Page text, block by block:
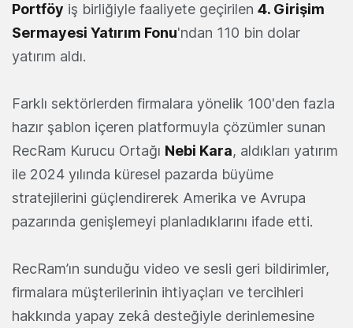
Portföy iş birliğiyle faaliyete geçirilen 4. Girişim
Sermayesi Yatırım Fonu'ndan 110 bin dolar
yatırım aldı.
Farklı sektörlerden firmalara yönelik 100'den fazla
hazır şablon içeren platformuyla çözümler sunan
RecRam Kurucu Ortağı Nebi Kara, aldıkları yatırım
ile 2024 yılında küresel pazarda büyüme
stratejilerini güçlendirerek Amerika ve Avrupa
pazarında genişlemeyi planladıklarını ifade etti.
RecRam’ın sunduğu video ve sesli geri bildirimler,
firmalara müşterilerinin ihtiyaçları ve tercihleri
hakkında yapay zekâ desteğiyle derinlemesine